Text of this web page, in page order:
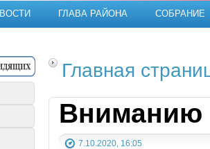
сайт Марксовского
ГЛАВА РАЙОНА СОБРАНИЕ
Главная
Вниманию
7.10.2020, 16:05